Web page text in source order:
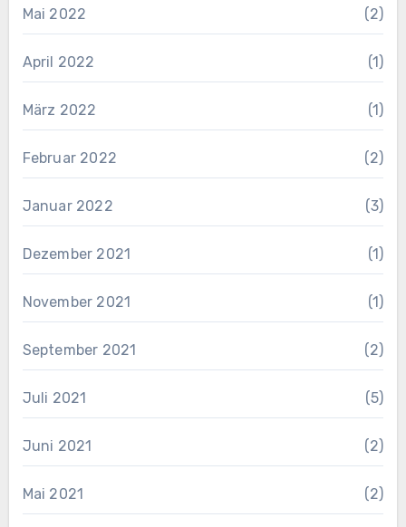
Mai 2022 (2)
April 2022 (1)
März 2022 (1)
Februar 2022 (2)
Januar 2022 (3)
Dezember 2021 (1)
November 2021 (1)
September 2021 (2)
Juli 2021 (5)
Juni 2021 (2)
Mai 2021 (2)